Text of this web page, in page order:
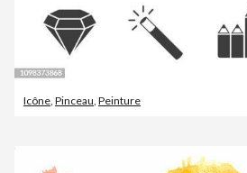
Icône, Pinceau, Peinture